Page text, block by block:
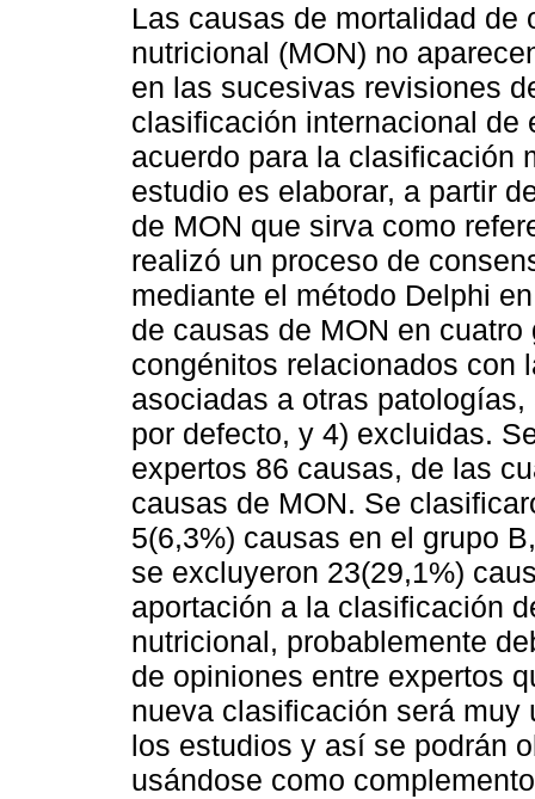
Las causas de mortalidad de
nutricional (MON) no
en las sucesivas revisiones
clasificación internacional de
acuerdo para la clasificación
estudio es elaborar, a partir
de MON que sirva como
realizó un proceso de
mediante el método Delphi
de causas de MON en
congénitos relacionados con
asociadas a otras
por defecto, y 4) excluidas.
expertos 86 causas, de las
causas de MON. Se
5(6,3%) causas en el grupo
se excluyeron 23(29,1%)
aportación a la clasificación
nutricional, probablemente
de opiniones entre expertos
nueva clasificación será muy
los estudios y así se podrán
usándose como